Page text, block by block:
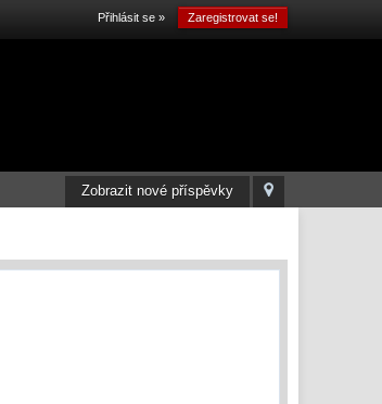
Přihlásit se » Zaregistrovat se!
Zobrazit nové příspěvky